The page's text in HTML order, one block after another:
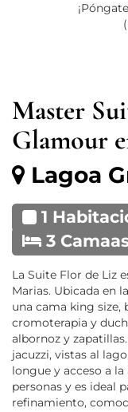
Master
Glamour
Lagoa
1
3
La Suite Flor de Liz
Marias. Ubicada en
una cama king size,
cromoterapia y
albornoz y
jacuzzi, vistas al
longue y acceso a la
personas y es ideal
refinamiento,